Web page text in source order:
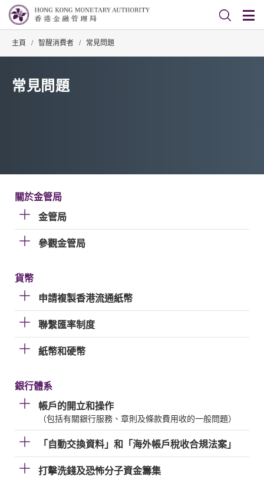
主頁 / 智醒消費者 / 常見問題
常見問題
關於金管局
金管局
參觀金管局
貨幣
申請複製香港流通紙幣
聯繫匯率制度
紙幣和硬幣
銀行體系
帳戶的開立和操作
（包括有關銀行服務、章則及條款費用收的一般問題）
「自動交換資料」和「海外帳戶稅收合規法案」
打擊洗錢及恐怖分子資金籌集